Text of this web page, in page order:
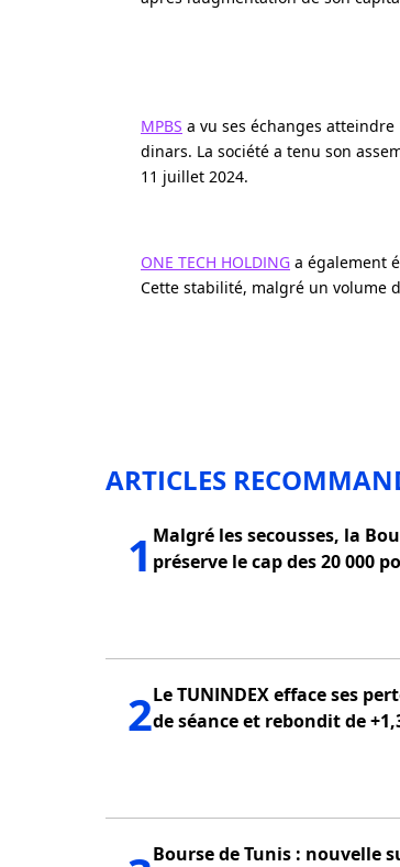
MPBS a vu ses échanges
dinars. La société a tenu son
11 juillet 2024.
ONE TECH HOLDING a également
Cette stabilité, malgré un volume
ARTICLES
1 Malgré les secousses, la
préserve le cap des 20 000
2Le TUNINDEX efface ses
de séance et rebondit de
Bourse de Tunis : nouvelle